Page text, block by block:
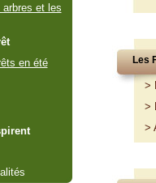
Les
>
>
>
et les
en été